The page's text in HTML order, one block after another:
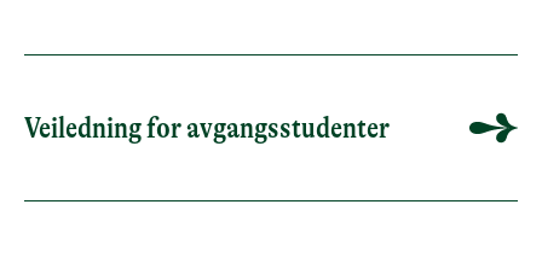
Veiledning for avgangsstudenter